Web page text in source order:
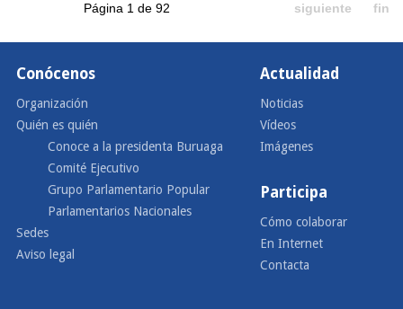
Página 1 de 92 siguiente fin
Conócenos
Organización
Quién es quién
Conoce a la presidenta Buruaga
Comité Ejecutivo
Grupo Parlamentario Popular
Parlamentarios Nacionales
Sedes
Aviso legal
Actualidad
Noticias
Vídeos
Imágenes
Participa
Cómo colaborar
En Internet
Contacta